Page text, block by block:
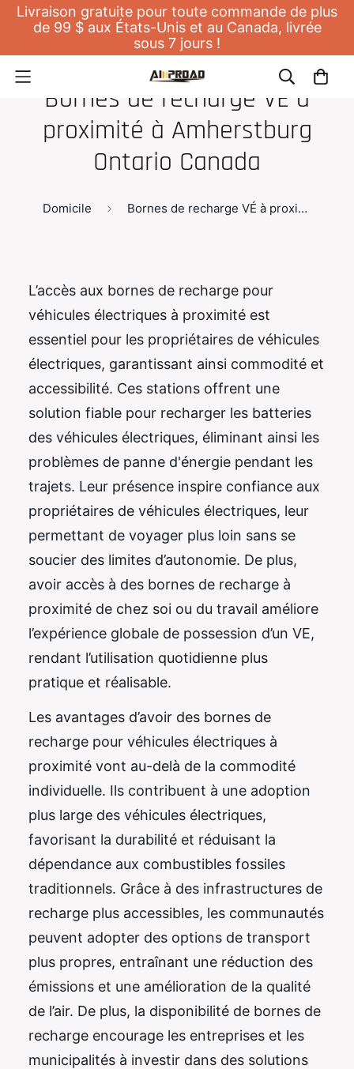
Livraison gratuite pour toute commande de plus
de 99 $ aux États-Unis et au Canada, livrée
sous 7 jours !
Bornes de recharge VÉ à
proximité à Amherstburg
Ontario Canada
Domicile Bornes de recharge VÉ à proximité à Amherstburg Ontario Canada
L’accès aux bornes de recharge pour
véhicules électriques à proximité est
essentiel pour les propriétaires de véhicules
électriques, garantissant ainsi commodité et
accessibilité. Ces stations offrent une
solution fiable pour recharger les batteries
des véhicules électriques, éliminant ainsi les
problèmes de panne d'énergie pendant les
trajets. Leur présence inspire confiance aux
propriétaires de véhicules électriques, leur
permettant de voyager plus loin sans se
soucier des limites d’autonomie. De plus,
avoir accès à des bornes de recharge à
proximité de chez soi ou du travail améliore
l’expérience globale de possession d’un VE,
rendant l’utilisation quotidienne plus
pratique et réalisable.
Les avantages d’avoir des bornes de
recharge pour véhicules électriques à
proximité vont au-delà de la commodité
individuelle. Ils contribuent à une adoption
plus large des véhicules électriques,
favorisant la durabilité et réduisant la
dépendance aux combustibles fossiles
traditionnels. Grâce à des infrastructures de
recharge plus accessibles, les communautés
peuvent adopter des options de transport
plus propres, entraînant une réduction des
émissions et une amélioration de la qualité
de l’air. De plus, la disponibilité de bornes de
recharge encourage les entreprises et les
municipalités à investir dans des solutions